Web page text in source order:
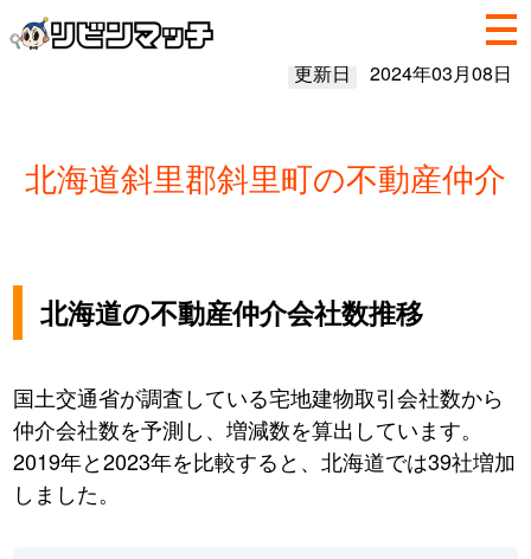
更新日 2024年03月08日
北海道斜里郡斜里町の不動産仲介
北海道の不動産仲介会社数推移
国土交通省が調査している宅地建物取引会社数から
仲介会社数を予測し、増減数を算出しています。
2019年と2023年を比較すると、北海道では39社増加
しました。